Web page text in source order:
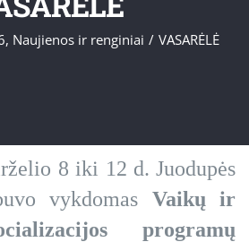
, Naujienos ir renginiai / VASARĖLĖ
8 iki 12 d. Juodupės
vykdomas Vaikų ir
programų